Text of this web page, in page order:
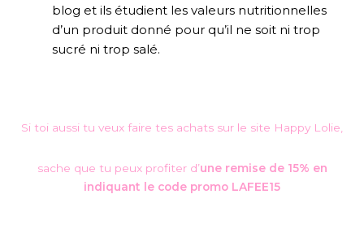
blog et ils étudient les valeurs nutritionnelles
d’un produit donné pour qu’il ne soit ni trop
sucré ni trop salé.
Si toi aussi tu veux faire tes achats sur le site Happy Lolie,
sache que tu peux profiter d’une remise de 15% en
indiquant le code promo LAFEE15